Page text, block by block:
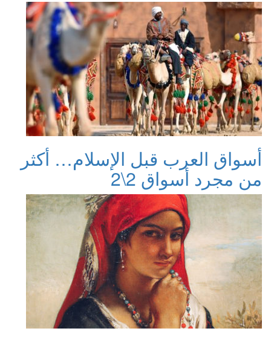
أسواق العرب قبل الإسلام… أكثر
من مجرد أسواق 2\2